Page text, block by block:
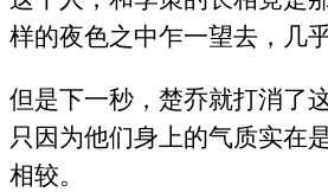
样的夜色之中乍一望去，几
但是下一秒，楚乔就打消了
只因为他们身上的气质实在
相较。